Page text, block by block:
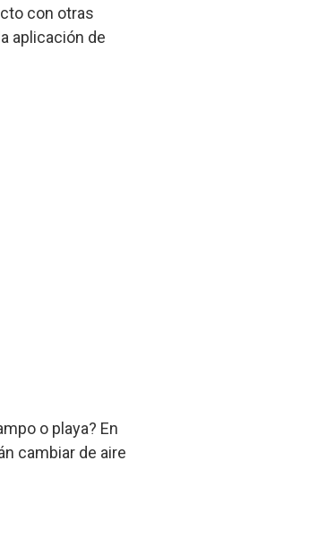
con otras
aplicación de
o playa? En
cambiar de aire